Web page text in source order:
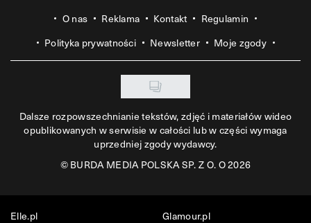
O nas Reklama Kontakt
Regulamin
Polityka prywatności
Newsletter Moje zgody
Dalsze rozpowszechnianie tekstów, zdjęć i materiałów wideo
opublikowanych w serwisie w całości lub w części wymaga
uprzedniej zgody wydawcy.
©BURDA MEDIA POLSKA SP. Z O. O 2026
Elle.pl
Glamour.pl